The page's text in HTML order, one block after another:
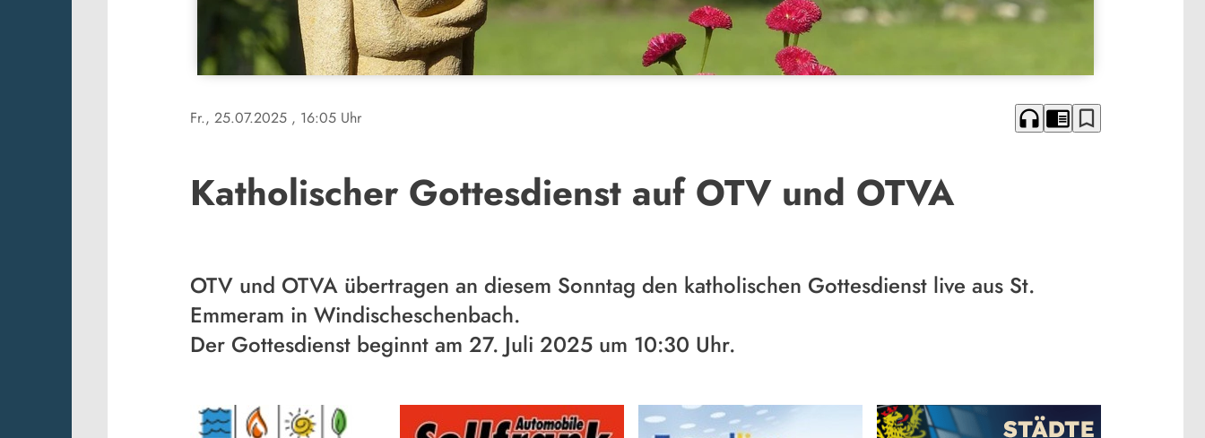
Fr., 25.07.2025 , 16:05 Uhr headphones chrome_reader_mode bookmark_border
Katholischer Gottesdienst auf OTV und OTVA
OTV und OTVA übertragen an diesem Sonntag den katholischen Gottesdienst live aus St.
Emmeram in Windischeschenbach.
Der Gottesdienst beginnt am 27. Juli 2025 um 10:30 Uhr.